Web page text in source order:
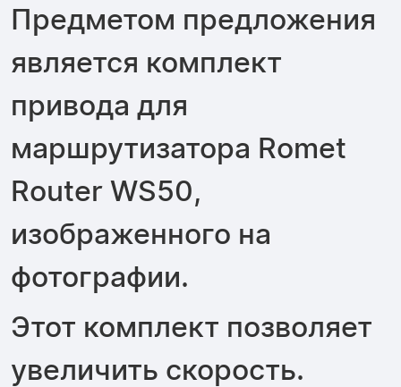
Предметом предложения
является комплект
привода для
маршрутизатора Romet
Router WS50,
изображенного на
фотографии.
Этот комплект позволяет
увеличить скорость.